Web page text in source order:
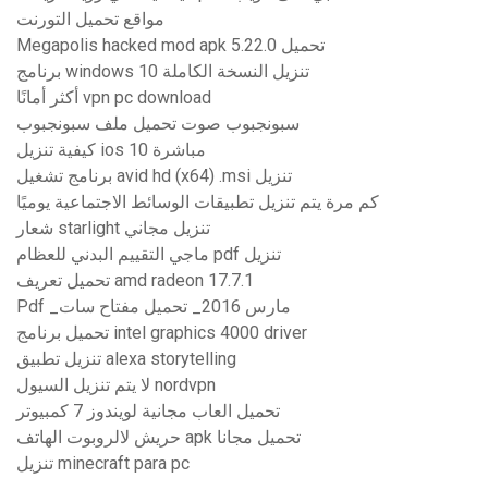
مواقع تحميل التورنت
Megapolis hacked mod apk تحميل 5.22.0
برنامج windows 10 تنزيل النسخة الكاملة
أكثر أمانًا vpn pc download
سبونجبوب صوت تحميل ملف سبونجبوب
كيفية تنزيل ios 10 مباشرة
برنامج تشغيل avid hd (x64) .msi تنزيل
كم مرة يتم تنزيل تطبيقات الوسائط الاجتماعية يوميًا
شعار starlight تنزيل مجاني
ماجي التقييم البدني للعظام pdf تنزيل
تحميل تعريف amd radeon 17.7.1
Pdf _مارس 2016_ تحميل مفتاح سات
تحميل برنامج intel graphics 4000 driver
تنزيل تطبيق alexa storytelling
لا يتم تنزيل السيول nordvpn
تحميل العاب مجانية لويندوز 7 كمبيوتر
حريش لالروبوت الهاتف apk تحميل مجانا
تنزيل minecraft para pc